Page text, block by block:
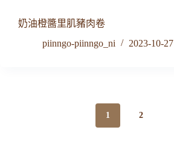
奶油橙醬里肌豬肉卷
piinngo-piinngo_ni
2023-10-27
1 2